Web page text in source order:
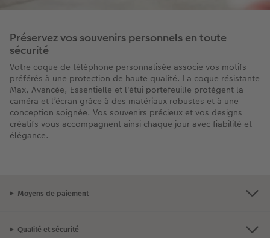
Préservez vos souvenirs personnels en toute
sécurité
Votre coque de téléphone personnalisée associe vos motifs
préférés à une protection de haute qualité. La coque résistante
Max, Avancée, Essentielle et l'étui portefeuille protègent la
caméra et l’écran grâce à des matériaux robustes et à une
conception soignée. Vos souvenirs précieux et vos designs
créatifs vous accompagnent ainsi chaque jour avec fiabilité et
élégance.
Moyens de paiement
Qualité et sécurité